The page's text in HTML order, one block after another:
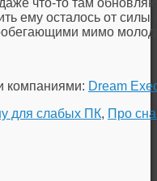
что-то там
ему осталось от
мимо
компаниями: Dream
для слабых ПК, Про